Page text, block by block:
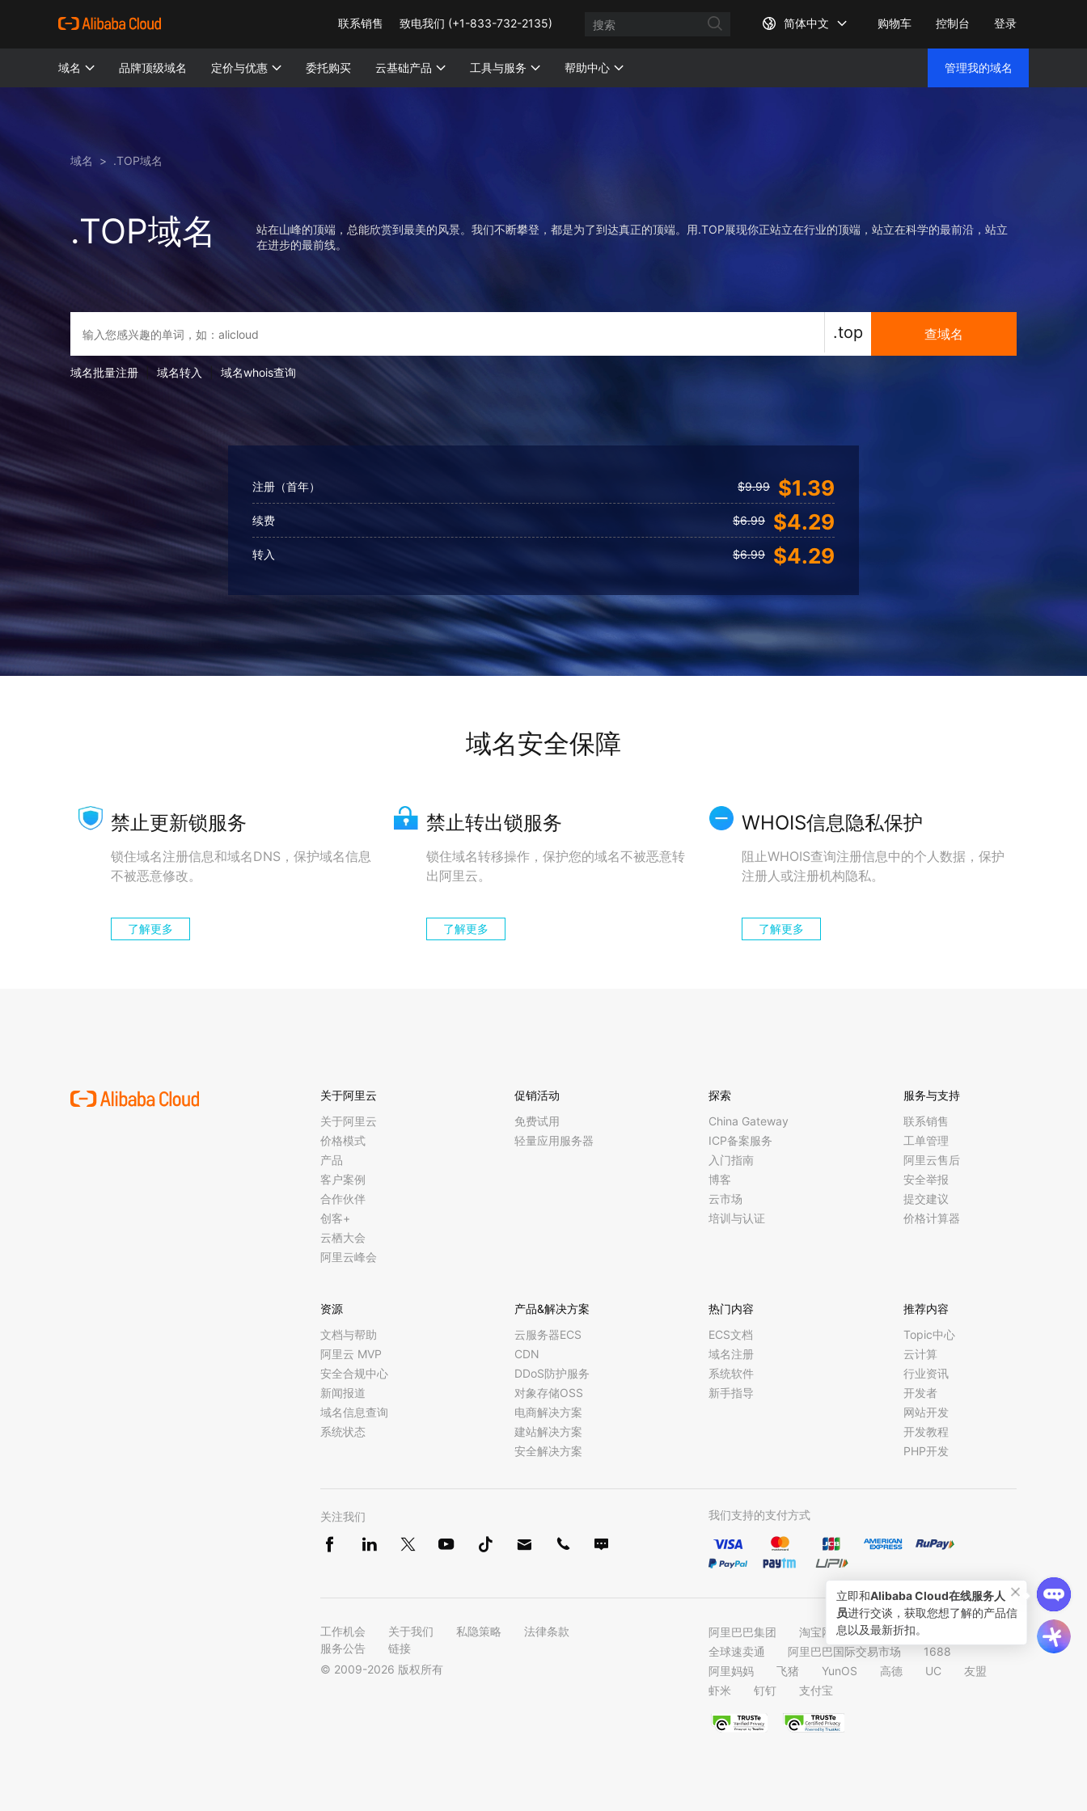
联系销售 致电我们 (+1-833-732-2135) 简体中文 购物车 控制台 登录
域名 品牌顶级域名 定价与优惠 委托购买 云基础产品 工具与服务 帮助中心 管理我的域名
域名 > .TOP域名
.TOP域名
站在山峰的顶端，总能欣赏到最美的风景。我们不断攀登，都是为了到达真正的顶端。用.TOP展现你正站立在行业的顶端，站立在科学的最前沿，站立
在进步的最前线。
.top 查域名
域名批量注册 域名转入 域名whois查询
注册（首年） $1.39
$9.99
续费 $4.29
$6.99
转入 $4.29
$6.99
域名安全保障
禁止更新锁服务
锁住域名注册信息和域名DNS，保护域名信息
不被恶意修改。
了解更多
禁止转出锁服务
锁住域名转移操作，保护您的域名不被恶意转
出阿里云。
了解更多
WHOIS信息隐私保护
阻止WHOIS查询注册信息中的个人数据，保护
注册人或注册机构隐私。
了解更多
关于阿里云
关于阿里云
价格模式
产品
客户案例
合作伙伴
创客+
云栖大会
阿里云峰会
促销活动
免费试用
轻量应用服务器
探索
China Gateway
ICP备案服务
入门指南
博客
云市场
培训与认证
服务与支持
联系销售
工单管理
阿里云售后
安全举报
提交建议
价格计算器
资源
文档与帮助
阿里云 MVP
安全合规中心
新闻报道
域名信息查询
系统状态
产品&解决方案
云服务器ECS
CDN
DDoS防护服务
对象存储OSS
电商解决方案
建站解决方案
安全解决方案
热门内容
ECS文档
域名注册
系统软件
新手指导
推荐内容
Topic中心
云计算
行业资讯
开发者
网站开发
开发教程
PHP开发
关注我们 我们支持的支付方式
工作机会 关于我们 私隐策略
法律条款
服务公告
链接
© 2009-2026 版权所有
阿里巴巴集团 淘宝网 天猫
聚划算
全球速卖通
阿里巴巴国际交易市场
1688
阿里妈妈
飞猪 YunOS 高德 UC
友盟
虾米
钉钉 支付宝